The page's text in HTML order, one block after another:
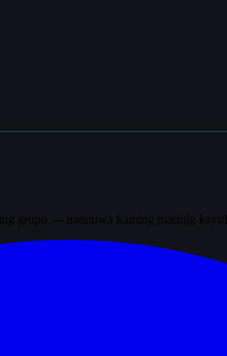
grupo — natutuwa kaming marinig kayo!